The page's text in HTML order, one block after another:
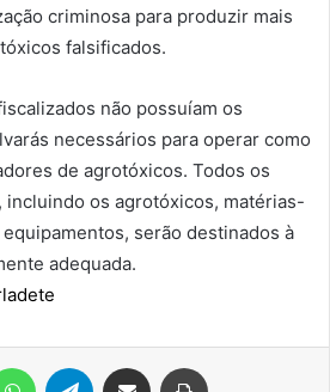
criminosa para produzir mais
falsificados.
não possuíam os
necessários para operar como
de agrotóxicos. Todos os
incluindo os agrotóxicos, matérias-
serão destinados à
adequada.
WhatsAppTelegram Compartilhar via e-mail